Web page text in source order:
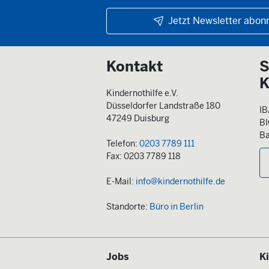
Jetzt Newsletter
Kontakt
Kindernothilfe e.V.
Düsseldorfer Landstraße 180
47249 Duisburg
Telefon: 0203 7789 111
Fax: 0203 7789 118
E-Mail: info@kindernothilfe.de
Standorte: Büro in Berlin
Jobs